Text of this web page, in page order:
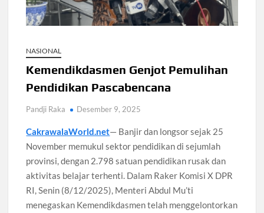
Pelatihan AI
MK Soroti Maskapai Pindahkan Penumpang Saat Delay
Masalah Kaki Aktif Olahraga: 5 Cedera yang Sering Terjadi
Sri Mulyani Ditunjuk Bank Dunia Pimpin Dana IDA22
NASIONAL
Kemendikdasmen Genjot Pemulihan
Pendidikan Pascabencana
Pandji Raka Desember 9, 2025
CakrawalaWorld.net— Banjir dan longsor sejak 25
November memukul sektor pendidikan di sejumlah
provinsi, dengan 2.798 satuan pendidikan rusak dan
aktivitas belajar terhenti. Dalam Raker Komisi X DPR
RI, Senin (8/12/2025), Menteri Abdul Mu’ti
menegaskan Kemendikdasmen telah menggelontorkan